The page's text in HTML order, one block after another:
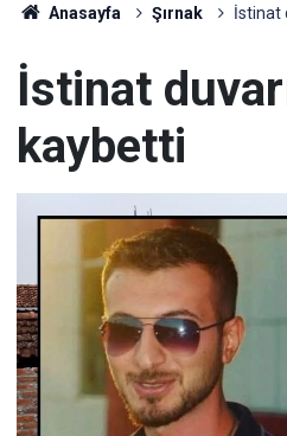
Anasayfa Şırnak İstinat
İstinat
kaybetti